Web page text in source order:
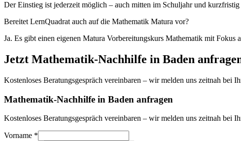
Der Einstieg ist jederzeit möglich – auch mitten im Schuljahr und
Bereitet LernQuadrat auch auf die Mathematik Matura vor?
Ja. Es gibt einen eigenen Matura Vorbereitungskurs Mathematik mit
Jetzt Mathematik-Nachhilfe in Baden
Kostenloses Beratungsgespräch vereinbaren – wir melden uns zeitnah bei
Mathematik-Nachhilfe in Baden anfragen
Kostenloses Beratungsgespräch vereinbaren – wir melden uns zeitnah bei
Vorname *